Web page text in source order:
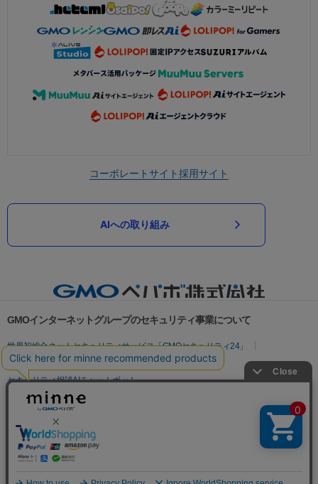
コーポレートサイト採用サイト
AIへの取り組み
GMOインターネットグループのセキュリティ事業について
世界初総合ネットセキュリティサービス「GMOセキュリティ24」
パスワード漏洩診断
Webサイトリスク診断
セキュリティ相談AIチャットボット
実在証明・盗聴対策
サイバー攻撃対策（GMO Flatt Security）
セキュリティ事業の軌跡